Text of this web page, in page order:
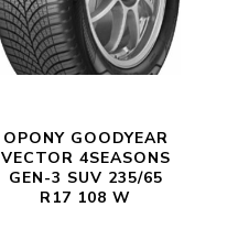
OPONY GOODYEAR
VECTOR 4SEASONS
GEN-3 SUV 235/65
R17 108 W